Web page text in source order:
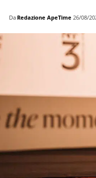
Da Redazione ApeTime 26/08/